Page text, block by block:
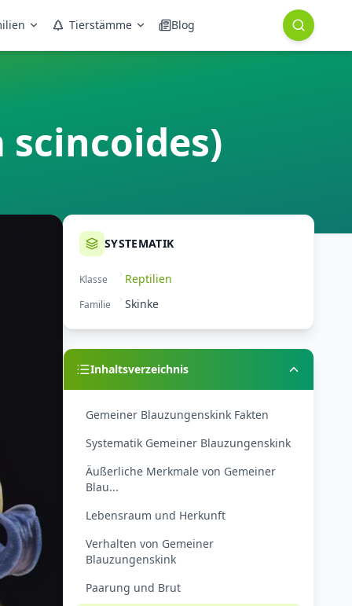
Tierstämme Blog
SYSTEMATIK
Klasse Reptilien
Familie Skinke
Inhaltsverzeichnis
Gemeiner Blauzungenskink Fakten
Systematik Gemeiner Blauzungenskink
Äußerliche Merkmale von Gemeiner
Blau...
Lebensraum und Herkunft
Verhalten von Gemeiner
Blauzungenskink
Paarung und Brut